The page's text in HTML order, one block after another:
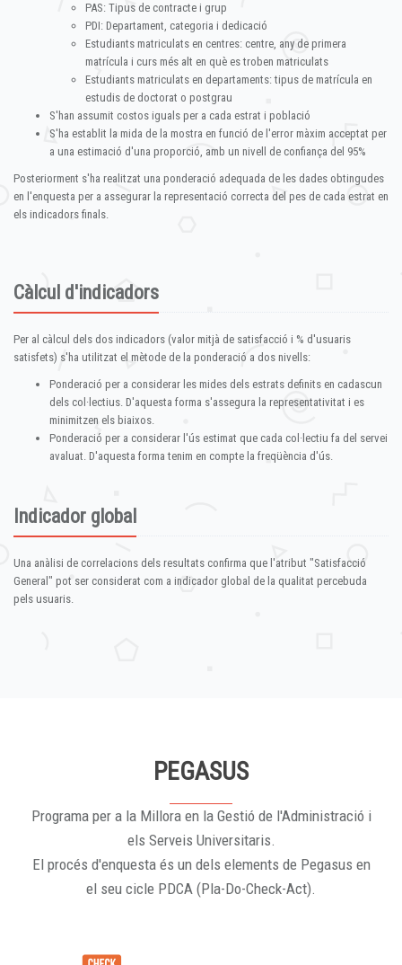
PAS: Tipus de contracte i grup
PDI: Departament, categoria i dedicació
Estudiants matriculats en centres: centre, any de primera
matrícula i curs més alt en què es troben matriculats
Estudiants matriculats en departaments: tipus de matrícula en
estudis de doctorat o postgrau
S'han assumit costos iguals per a cada estrat i població
S'ha establit la mida de la mostra en funció de l'error màxim acceptat per
a una estimació d'una proporció, amb un nivell de confiança del 95%
Posteriorment s'ha realitzat una ponderació adequada de les dades obtingudes
en l'enquesta per a assegurar la representació correcta del pes de cada estrat en
els indicadors finals.
Càlcul d'indicadors
Per al càlcul dels dos indicadors (valor mitjà de satisfacció i % d'usuaris
satisfets) s'ha utilitzat el mètode de la ponderació a dos nivells:
Ponderació per a considerar les mides dels estrats definits en cadascun
dels col·lectius. D'aquesta forma s'assegura la representativitat i es
minimitzen els biaixos.
Ponderació per a considerar l'ús estimat que cada col·lectiu fa del servei
avaluat. D'aquesta forma tenim en compte la freqüència d'ús.
Indicador global
Una anàlisi de correlacions dels resultats confirma que l'atribut "Satisfacció
General" pot ser considerat com a indicador global de la qualitat percebuda
pels usuaris.
PEGASUS
Programa per a la Millora en la Gestió de l'Administració i
els Serveis Universitaris.
El procés d'enquesta és un dels elements de Pegasus en
el seu cicle PDCA (Pla-Do-Check-Act).